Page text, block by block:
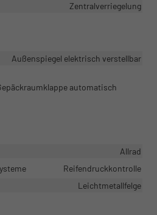
Zentralverriegelung
Außenspiegel elektrisch verstellbar
automatisch
Allrad
Reifendruckkontrolle
Leichtmetallfelge